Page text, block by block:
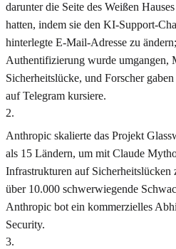
darunter die Seite des Weißen
hatten, indem sie den KI-Support-
hinterlegte E-Mail-Adresse zu
Authentifizierung wurde umgangen,
Sicherheitslücke, und Forscher
auf Telegram kursiere.
2.
Anthropic skalierte das Projekt
als 15 Ländern, um mit Claude
Infrastrukturen auf Sicherheitslücken
über 10.000 schwerwiegende
Anthropic bot ein kommerzielles
Security.
3.